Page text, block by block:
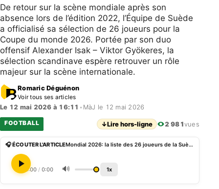
De retour sur la scène mondiale après son
absence lors de l’édition 2022, l’Équipe de Suède
a officialisé sa sélection de 26 joueurs pour la
Coupe du monde 2026. Portée par son duo
offensif Alexander Isak – Viktor Gyökeres, la
sélection scandinave espère retrouver un rôle
majeur sur la scène internationale.
Romaric Déguénon
Voir tous ses articles
Le 12 mai 2026 à 16:11 • MàJ le 12 mai 2026
FOOTBALL ↓Lire hors-ligne 2 981vues
🎧 ÉCOUTER L'ARTICLE Mondial 2026: la liste des 26 joueurs de la Suède avec Isak et Gyökeres
0:00 / 0:00 🔊 1x